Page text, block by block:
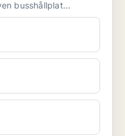
busshållplat...